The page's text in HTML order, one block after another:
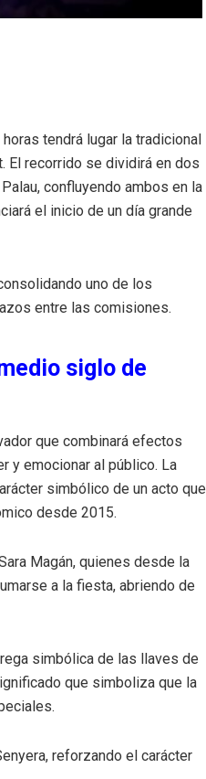
tendrá lugar la tradicional
El recorrido se dividirá en dos
confluyendo ambos en la
el inicio de un día grande
uno de los
entre las comisiones.
siglo de
que combinará efectos
y emocionar al público. La
simbólico de un acto que
desde 2015.
Magán, quienes desde la
a la fiesta, abriendo de
simbólica de las llaves de
que simboliza que la
reforzando el carácter